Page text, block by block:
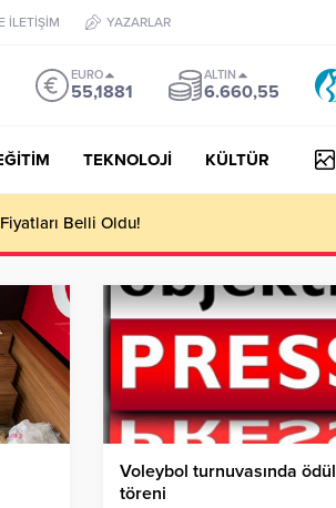
İLETİŞİM YAZARLAR
EURO
55,1881
ALTIN
6.660,55
TEKNOLOJİ KÜLTÜR
Sıcak Yemek Ulaştırıyor!
Voleybol turnuvasında ödül
töreni